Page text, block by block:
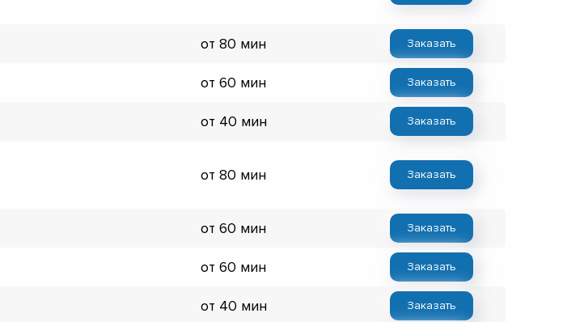
от 80 мин Заказать
от 60 мин Заказать
от 40 мин Заказать
от 80 мин Заказать
от 60 мин Заказать
от 60 мин Заказать
от 40 мин Заказать